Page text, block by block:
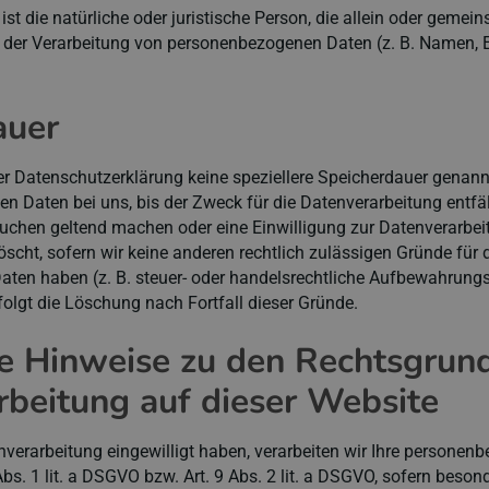
die natürliche oder juristische Person, die allein oder
Verarbeitung von personenbezogenen Daten (z. B. Namen,
Datenschutzerklärung keine speziellere Speicherdauer
Daten bei uns, bis der Zweck für die Datenverarbeitung
geltend machen oder eine Einwilligung zur
sofern wir keine anderen rechtlich zulässigen Gründe für
haben (z. B. steuer- oder handelsrechtliche
die Löschung nach Fortfall dieser Gründe.
Hinweise zu den
auf dieser Website
eingewilligt haben, verarbeiten wir Ihre
1 lit. a DSGVO bzw. Art. 9 Abs. 2 lit. a DSGVO, sofern